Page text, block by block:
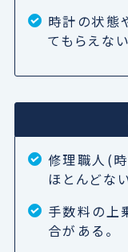
時計の状態
てもらえない
修理職人(
ほとんどない
手数料の上
合がある。